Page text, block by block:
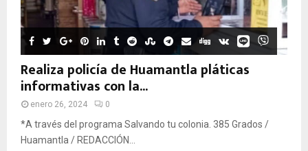
Realiza policía de Huamantla pláticas
informativas con la...
enero 26, 2024 0
*A través del programa Salvando tu colonia. 385 Grados /
Huamantla / REDACCIÓN...